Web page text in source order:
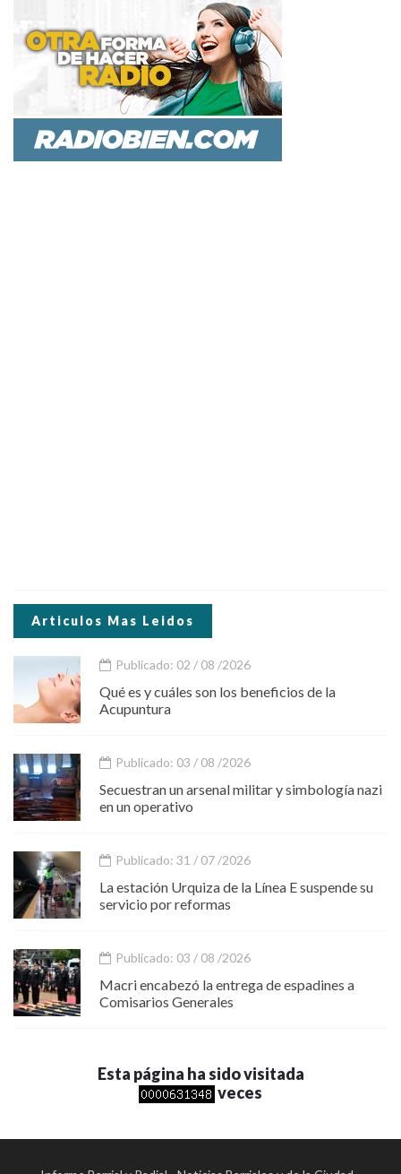
Articulos Mas Leidos
Publicado: 02 / 08 /2026
Qué es y cuáles son los beneficios de la
Acupuntura
Publicado: 03 / 08 /2026
Secuestran un arsenal militar y simbología nazi
en un operativo
Publicado: 31 / 07 /2026
La estación Urquiza de la Línea E suspende su
servicio por reformas
Publicado: 03 / 08 /2026
Macri encabezó la entrega de espadines a
Comisarios Generales
Esta página ha sido visitada
veces